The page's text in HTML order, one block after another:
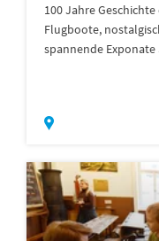
100 Jahre
Flugboote,
spannende